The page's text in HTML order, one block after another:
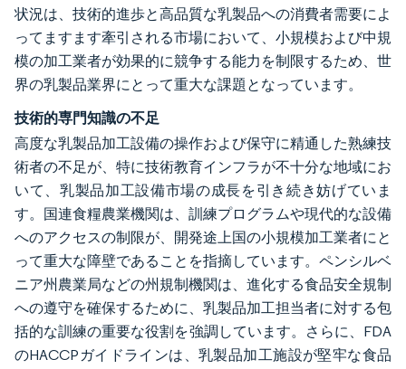
状況は、技術的進歩と高品質な乳製品への消費者需要によ
ってますます牽引される市場において、小規模および中規
模の加工業者が効果的に競争する能力を制限するため、世
界の乳製品業界にとって重大な課題となっています。
技術的専門知識の不足
高度な乳製品加工設備の操作および保守に精通した熟練技
術者の不足が、特に技術教育インフラが不十分な地域にお
いて、乳製品加工設備市場の成長を引き続き妨げていま
す。国連食糧農業機関は、訓練プログラムや現代的な設備
へのアクセスの制限が、開発途上国の小規模加工業者にと
って重大な障壁であることを指摘しています。ペンシルベ
ニア州農業局などの州規制機関は、進化する食品安全規制
への遵守を確保するために、乳製品加工担当者に対する包
括的な訓練の重要な役割を強調しています。さらに、FDA
のHACCPガイドラインは、乳製品加工施設が堅牢な食品